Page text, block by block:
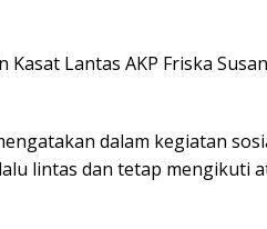
Lantas AKP Friska
dalam kegiatan
lintas dan tetap mengikuti